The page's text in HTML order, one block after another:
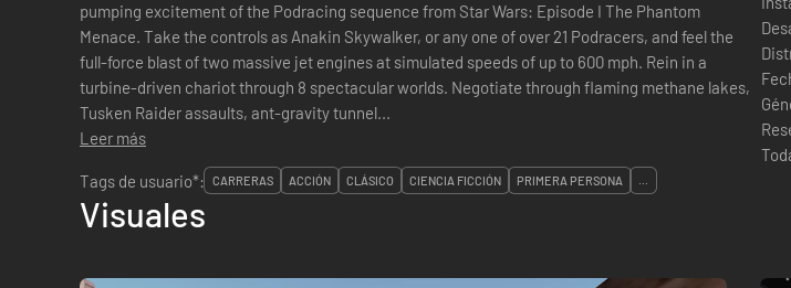
pumping excitement of the Podracing sequence from Star Wars: Episode I The Phantom
Menace. Take the controls as Anakin Skywalker, or any one of over 21 Podracers, and feel the
full-force blast of two massive jet engines at simulated speeds of up to 600 mph. Rein in a
turbine-driven chariot through 8 spectacular worlds. Negotiate through flaming methane lakes,
Tusken Raider assaults, ant-gravity tunnel...
Leer más
Tags de usuario*:
CARRERAS ACCIÓN CLÁSICO CIENCIA FICCIÓN PRIMERA PERSONA ...
Visuales